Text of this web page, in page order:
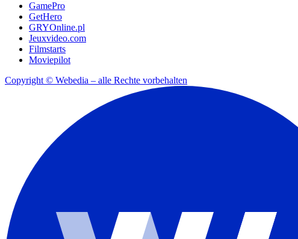
GamePro
GetHero
GRYOnline.pl
Jeuxvideo.com
Filmstarts
Moviepilot
Copyright © Webedia – alle Rechte vorbehalten